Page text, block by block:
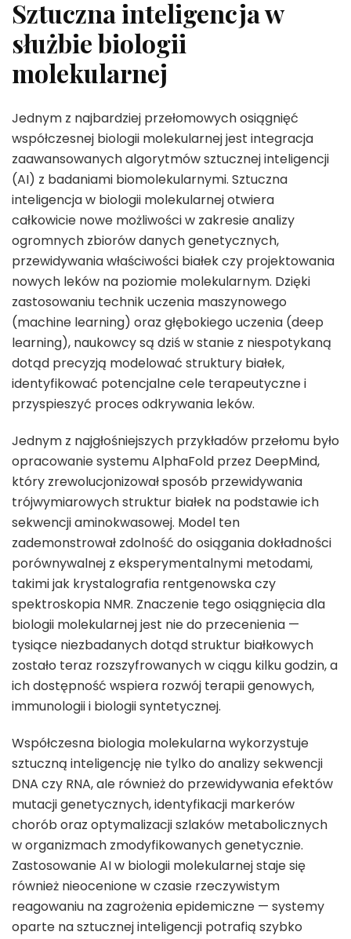
Sztuczna inteligencja w
służbie biologii
molekularnej
Jednym z najbardziej przełomowych osiągnięć
współczesnej biologii molekularnej jest integracja
zaawansowanych algorytmów sztucznej inteligencji
(AI) z badaniami biomolekularnymi. Sztuczna
inteligencja w biologii molekularnej otwiera
całkowicie nowe możliwości w zakresie analizy
ogromnych zbiorów danych genetycznych,
przewidywania właściwości białek czy projektowania
nowych leków na poziomie molekularnym. Dzięki
zastosowaniu technik uczenia maszynowego
(machine learning) oraz głębokiego uczenia (deep
learning), naukowcy są dziś w stanie z niespotykaną
dotąd precyzją modelować struktury białek,
identyfikować potencjalne cele terapeutyczne i
przyspieszyć proces odkrywania leków.
Jednym z najgłośniejszych przykładów przełomu było
opracowanie systemu AlphaFold przez DeepMind,
który zrewolucjonizował sposób przewidywania
trójwymiarowych struktur białek na podstawie ich
sekwencji aminokwasowej. Model ten
zademonstrował zdolność do osiągania dokładności
porównywalnej z eksperymentalnymi metodami,
takimi jak krystalografia rentgenowska czy
spektroskopia NMR. Znaczenie tego osiągnięcia dla
biologii molekularnej jest nie do przecenienia —
tysiące niezbadanych dotąd struktur białkowych
zostało teraz rozszyfrowanych w ciągu kilku godzin, a
ich dostępność wspiera rozwój terapii genowych,
immunologii i biologii syntetycznej.
Współczesna biologia molekularna wykorzystuje
sztuczną inteligencję nie tylko do analizy sekwencji
DNA czy RNA, ale również do przewidywania efektów
mutacji genetycznych, identyfikacji markerów
chorób oraz optymalizacji szlaków metabolicznych
w organizmach zmodyfikowanych genetycznie.
Zastosowanie AI w biologii molekularnej staje się
również nieocenione w czasie rzeczywistym
reagowaniu na zagrożenia epidemiczne — systemy
oparte na sztucznej inteligencji potrafią szybko